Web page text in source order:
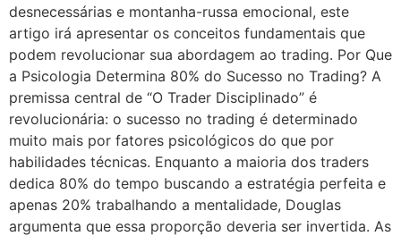
desnecessárias e montanha-russa emocional, este
artigo irá apresentar os conceitos fundamentais que
podem revolucionar sua abordagem ao trading. Por Que
a Psicologia Determina 80% do Sucesso no Trading? A
premissa central de “O Trader Disciplinado” é
revolucionária: o sucesso no trading é determinado
muito mais por fatores psicológicos do que por
habilidades técnicas. Enquanto a maioria dos traders
dedica 80% do tempo buscando a estratégia perfeita e
apenas 20% trabalhando a mentalidade, Douglas
argumenta que essa proporção deveria ser invertida. As